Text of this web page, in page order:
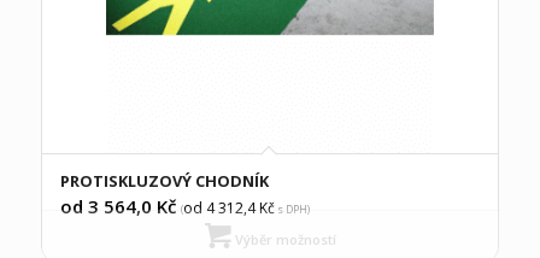
PROTISKLUZOVÝ CHODNÍK
od 3 564,0 Kč (od 4 312,4Kčs DPH)
Výběr možností